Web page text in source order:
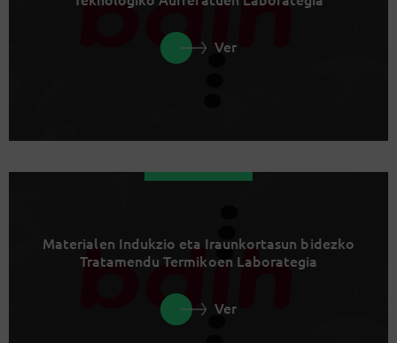
Ver
Materialen Indukzio eta Iraunkortasun bidezko
Tratamendu Termikoen Laborategia
Ver